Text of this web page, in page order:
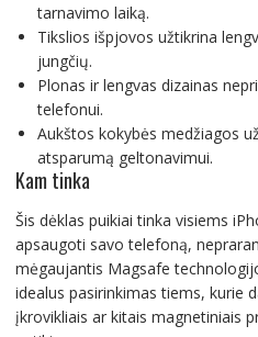
tarnavimo laiką.
Tikslios išpjovos užtikrina
jungčių.
Plonas ir lengvas dizainas
telefonui.
Aukštos kokybės medžiagos
atsparumą geltonavimui.
Kam tinka
Šis dėklas puikiai tinka visiems
apsaugoti savo telefoną,
mėgaujantis Magsafe
idealus pasirinkimas tiems, kurie
įkrovikliais ar kitais magnetiniais